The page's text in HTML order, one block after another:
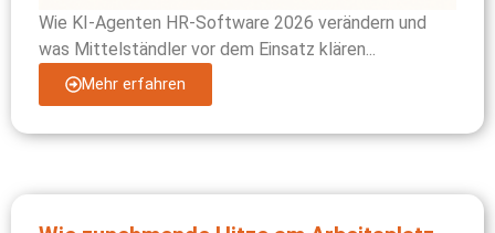
Wie KI-Agenten HR-Software 2026 verändern und
was Mittelständler vor dem Einsatz klären...
Mehr erfahren